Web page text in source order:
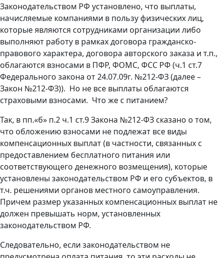
Законодательством РФ установлено, что выплаты,
начисляемые компаниями в пользу физических лиц,
которые являются сотрудниками организации либо
выполняют работу в рамках договора гражданско-
правового характера, договора авторского заказа и т.п.,
облагаются взносами в ПФР, ФОМС, ФСС РФ (ч.1 ст.7
Федерального закона от 24.07.09г. №212-ФЗ (далее –
Закон №212-ФЗ)). Но не все выплаты облагаются
страховыми взносами. Что же с питанием?
Так, в пп.«б» п.2 ч.1 ст.9 Закона №212-ФЗ сказано о том,
что обложению взносами не подлежат все виды
компенсационных выплат (в частности, связанных с
предоставлением бесплатного питания или
соответствующего денежного возмещения), которые
установлены законодательством РФ и его субъектов, в
т.ч. решениями органов местного самоуправления.
Причем размер указанных компенсационных выплат не
должен превышать норм, установленных
законодательством РФ.
Следовательно, если законодательством не